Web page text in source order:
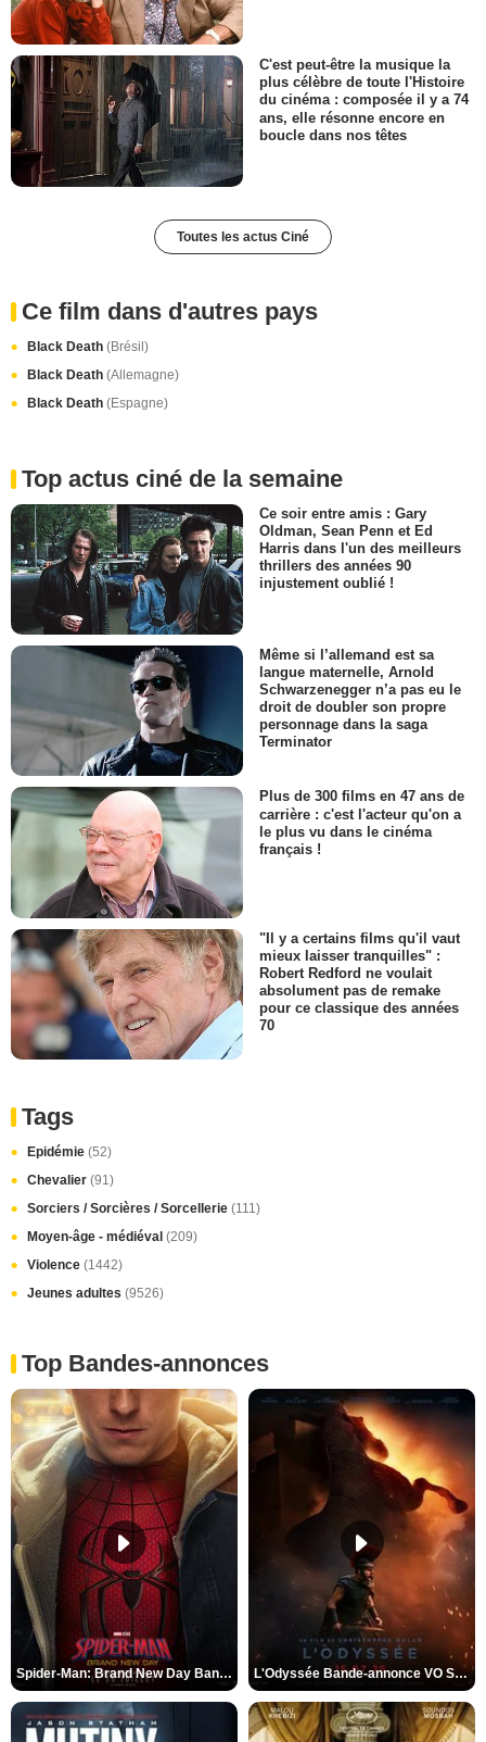
C'est peut-être la musique la
plus célèbre de toute l'Histoire
du cinéma : composée il y a 74
ans, elle résonne encore en
boucle dans nos têtes
Toutes les actus Ciné
Ce film dans d'autres pays
Black Death (Brésil)
Black Death (Allemagne)
Black Death (Espagne)
Top actus ciné de la semaine
Ce soir entre amis : Gary
Oldman, Sean Penn et Ed
Harris dans l'un des meilleurs
thrillers des années 90
injustement oublié !
Même si l’allemand est sa
langue maternelle, Arnold
Schwarzenegger n’a pas eu le
droit de doubler son propre
personnage dans la saga
Terminator
Plus de 300 films en 47 ans de
carrière : c'est l'acteur qu'on a
le plus vu dans le cinéma
français !
"Il y a certains films qu'il vaut
mieux laisser tranquilles" :
Robert Redford ne voulait
absolument pas de remake
pour ce classique des années
70
Tags
Epidémie (52)
Chevalier (91)
Sorciers / Sorcières / Sorcellerie (111)
Moyen-âge - médiéval (209)
Violence (1442)
Jeunes adultes (9526)
Top Bandes-annonces
Spider-Man: Brand New Day Bande-annonce VO STFR L'Odyssée Bande-annonce VO STFR